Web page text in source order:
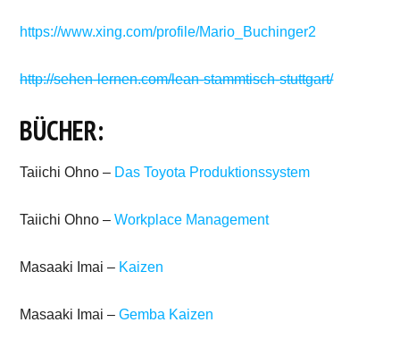
https://www.xing.com/profile/Mario_Buchinger2
http://sehen-lernen.com/lean-stammtisch-stuttgart/
BÜCHER:
Taiichi Ohno – Das Toyota Produktionssystem
Taiichi Ohno –Workplace Management
Masaaki Imai – Kaizen
Masaaki Imai –Gemba Kaizen